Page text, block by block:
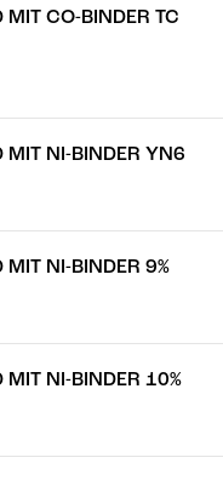
CO-BINDER TC
MIT NI-BINDER YN6
NI-BINDER 9%
NI-BINDER 10%